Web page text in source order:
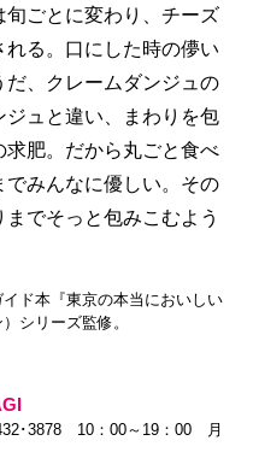
旬ごとに変わり、チーズ
る。口にした時の儚い
、クレームダンジュの
ュと違い、まわりを包
肥。だから丸ごと食べ
でみんなに優しい。その
でそっと包みこむよう
ド本『東京の本当においしい
シリーズ監修。
･3878 10：00～19：00 月